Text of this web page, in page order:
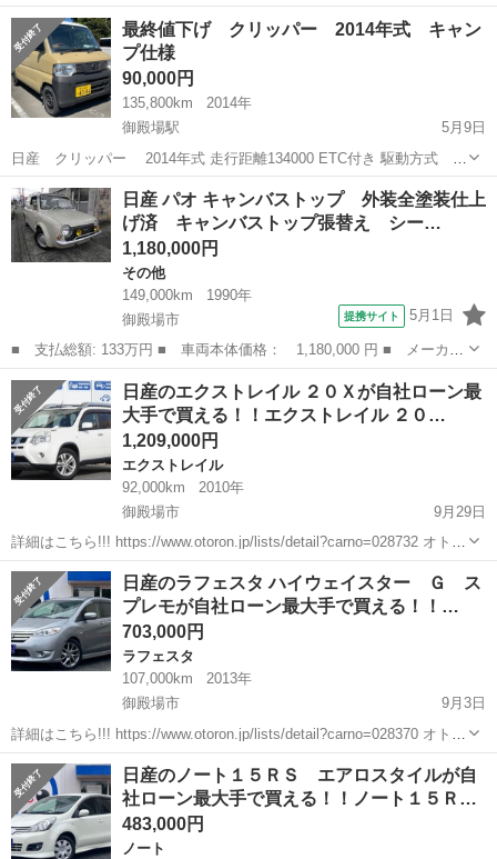
成6年8月 排気量 1500cc 車検 令和5年10月 走
行距離 130000km 定員 5名 カギ リ...
静岡 御殿場市 御殿場駅 その他
最終値下げ クリッパー 2014年式 キャン
プ仕様
90,000円
135,800km
2014年
御殿場駅
5月9日
日産 クリッパー 2014年式 走行距離134000 ETC付き 駆動方式
2WD NA 自家塗装ですのでご理解下さい 乗って帰れます！ マスター
バックの調子が悪く ややブレーキ重いです 走行には支障ありません
整備...
静岡 御殿場市 御殿場駅 走行距離
日産 パオ キャンバストップ 外装全塗装仕上
げ済 キャンバストップ張替え シー…
1,180,000円
その他
149,000km
1990年
御殿場市
提携サイト 5月1日
■ 支払総額: 133万円 ■ 車両本体価格： 1,180,000 円 ■ メーカー
名： 日産 ■ 車種名： パオ ■ グレード名： キャンバストッ
プ 外装全塗装仕上げ済 キャンバストップ張替え シートカバー取
付け ■ 排...
静岡 御殿場市 その他
日産のエクストレイル ２０Ｘが自社ローン最
大手で買える！！エクストレイル ２０…
1,209,000円
エクストレイル
92,000km
2010年
御殿場市
9月29日
詳細はこちら!!! https://www.otoron.jp/lists/detail?carno=028732 オトロ
ンの自社ローンは金利無し！！！ 他社で断られた方でも、自己破産、
債務整理、ローンブラック...
静岡 御殿場市 エクストレイル オトロン
日産のラフェスタ ハイウェイスター Ｇ ス
プレモが自社ローン最大手で買える！！…
703,000円
ラフェスタ
107,000km
2013年
御殿場市
9月3日
詳細はこちら!!! https://www.otoron.jp/lists/detail?carno=028370 オトロ
ンの自社ローンは金利無し！！！ 他社で断られた方でも、自己破産、
債務整理、ローンブラック...
静岡 御殿場市 ラフェスタ
日産のノート１５ＲＳ エアロスタイルが自
社ローン最大手で買える！！ノート１５Ｒ…
483,000円
ノート